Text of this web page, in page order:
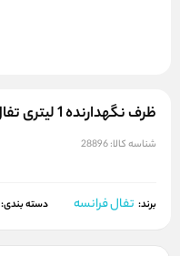
ظرف نگهدارنده 1 لیتری تفال tefal سوپاپ دار
شناسه کالا:28896
برند: تفال فرانسه دسته بندی: